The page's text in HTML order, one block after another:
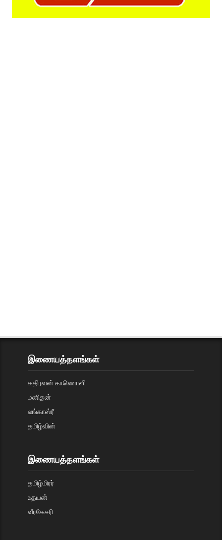
இணையத்தளங்கள்
கதிரவன் காணொளி
மனிதன்
லங்காஸ்ரீ
தமிழ்வின்
இணையத்தளங்கள்
தமிழ்மிரர்
உதயன்
வீரகேசரி